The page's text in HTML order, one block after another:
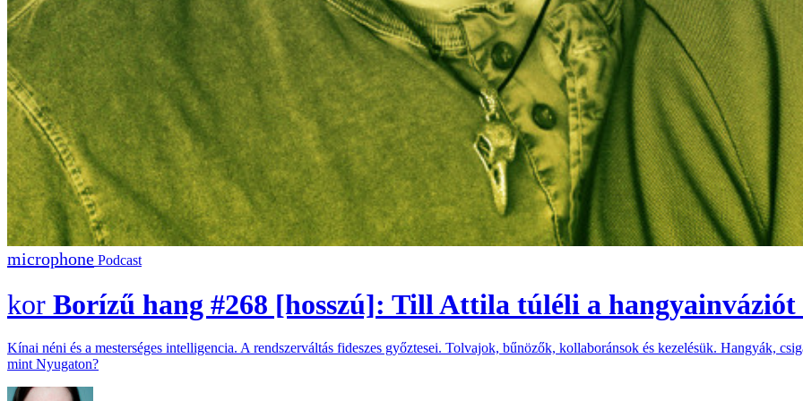
Podcast
Borízű hang #268 [hosszú]: Till Attila túléli a hangyainváziót
Kínai néni és a mesterséges intelligencia. A rendszerváltás fideszes győztesei. Tolvajok, bűnözők, kollaboránsok és kezelésük. Hangyák,
mint Nyugaton?